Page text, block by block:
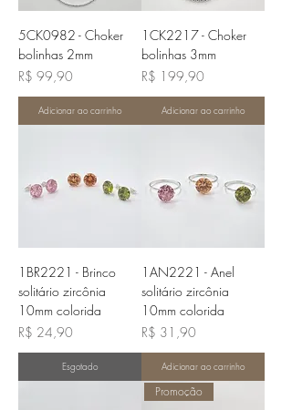
5CK0982 - Choker
bolinhas 2mm
Preço
R$ 99,90
Adicionar ao carrinho
1CK2217 - Choker
bolinhas 3mm
Preço
R$ 199,90
Adicionar ao carrinho
1BR2221 - Brinco
solitário zircônia
10mm colorida
Preço
R$ 24,90
Esgotado
1AN2221 - Anel
solitário zircônia
10mm colorida
Preço
R$ 31,90
Adicionar ao carrinho
Promoção